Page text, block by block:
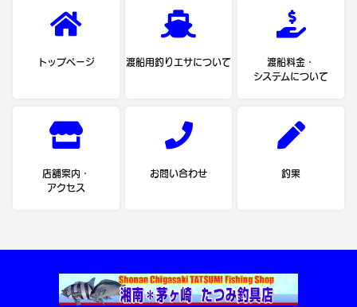
トップページ 渡船用釣りエサについて
渡船料金・
システムについて
店舗案内・
アクセス
お問い合わせ 釣果